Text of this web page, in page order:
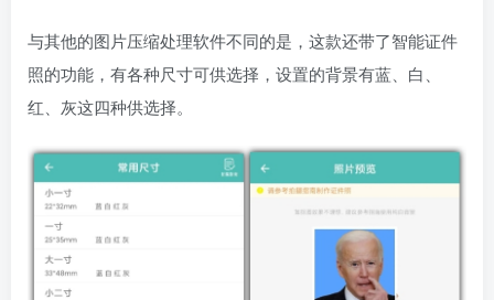
与其他的图片压缩处理软件不同的是，这款还带了智能证件
照的功能，有各种尺寸可供选择，设置的背景有蓝、白、
红、灰这四种供选择。